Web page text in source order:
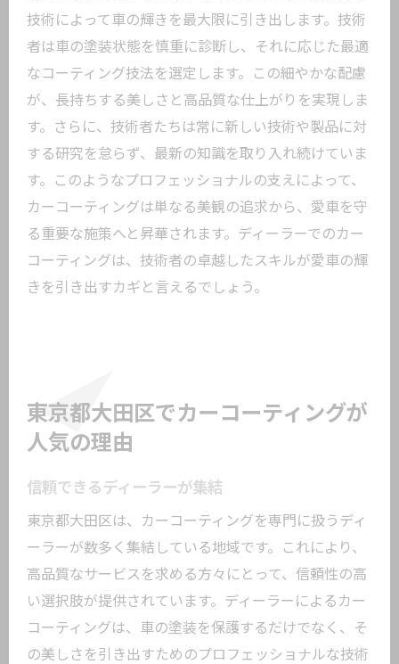
技術によって車の輝きを最大限に引き出します。技術
者は車の塗装状態を慎重に診断し、それに応じた最適
なコーティング技法を選定します。この細やかな配慮
が、長持ちする美しさと高品質な仕上がりを実現しま
す。さらに、技術者たちは常に新しい技術や製品に対
する研究を怠らず、最新の知識を取り入れ続けていま
す。このようなプロフェッショナルの支えによって、
カーコーティングは単なる美観の追求から、愛車を守
る重要な施策へと昇華されます。ディーラーでのカー
コーティングは、技術者の卓越したスキルが愛車の輝
きを引き出すカギと言えるでしょう。
東京都大田区でカーコーティングが
人気の理由
信頼できるディーラーが集結
東京都大田区は、カーコーティングを専門に扱うディ
ーラーが数多く集結している地域です。これにより、
高品質なサービスを求める方々にとって、信頼性の高
い選択肢が提供されています。ディーラーによるカー
コーティングは、車の塗装を保護するだけでなく、そ
の美しさを引き出すためのプロフェッショナルな技術